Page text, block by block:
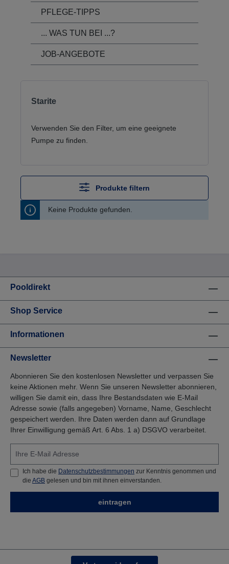
PFLEGE-TIPPS
... WAS TUN BEI ...?
JOB-ANGEBOTE
Starite
Verwenden Sie den Filter, um eine geeignete
Pumpe zu finden.
Produkte filtern
Keine Produkte gefunden.
Pooldirekt
Shop Service
Informationen
Newsletter
Abonnieren Sie den kostenlosen Newsletter und verpassen Sie
keine Aktionen mehr. Wenn Sie unseren Newsletter abonnieren,
willigen Sie damit ein, dass Ihre Bestandsdaten wie E-Mail
Adresse sowie (falls angegeben) Vorname, Name, Geschlecht
gespeichert werden. Ihre Daten werden dann auf Grundlage
Ihrer Einwilligung gemäß Art. 6 Abs. 1 a) DSGVO verarbeitet.
Ich habe die Datenschutzbestimmungen zur Kenntnis genommen und
die AGB gelesen und bin mit ihnen einverstanden.
eintragen